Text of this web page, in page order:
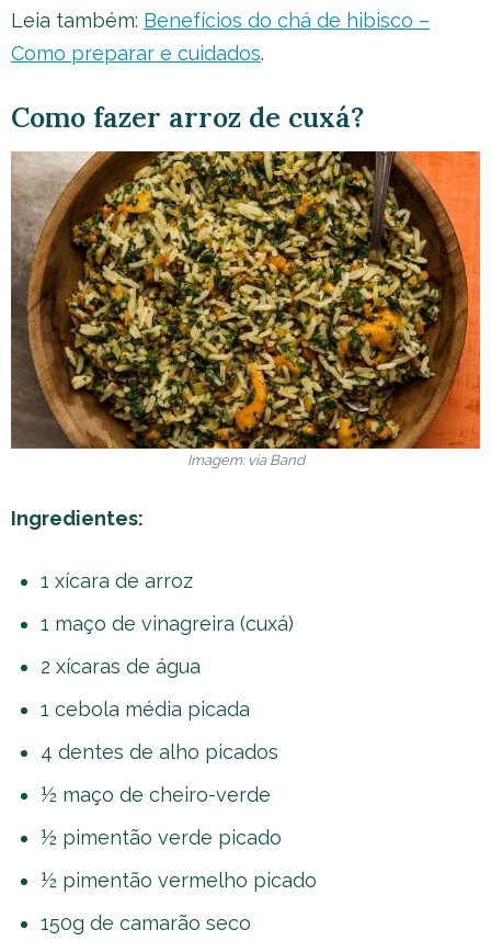
Leia também: Benefícios do chá de hibisco –
Como preparar e cuidados.
Como fazer arroz de cuxá?
Imagem: via Band
Ingredientes:
1 xícara de arroz
1 maço de vinagreira (cuxá)
2 xícaras de água
1 cebola média picada
4 dentes de alho picados
½ maço de cheiro-verde
½ pimentão verde picado
½ pimentão vermelho picado
150g de camarão seco